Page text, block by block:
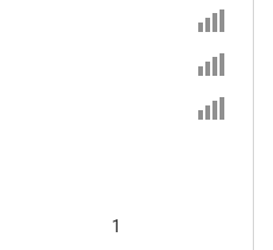
1